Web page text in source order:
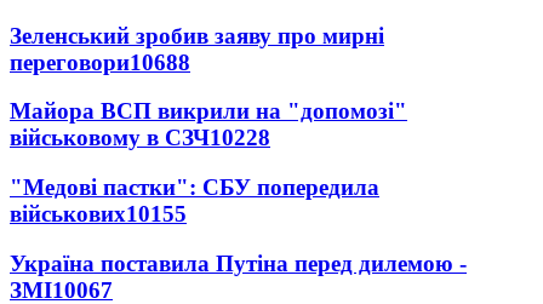
Зеленський зробив заяву про мирні
переговори10688
Майора ВСП викрили на "допомозі"
військовому в СЗЧ10228
"Медові пастки": СБУ попередила
військових10155
Україна поставила Путіна перед дилемою -
ЗМІ10067